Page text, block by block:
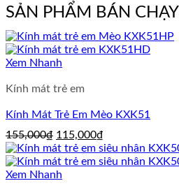
SẢN PHẨM BÁN CHẠY
Xem Nhanh
Kính mát trẻ em
Kính Mát Trẻ Em Mèo KXK51
155,000₫ Giá
gốc
là:
155,000₫.
115,000₫
hiện
tại
Xem Nhanh